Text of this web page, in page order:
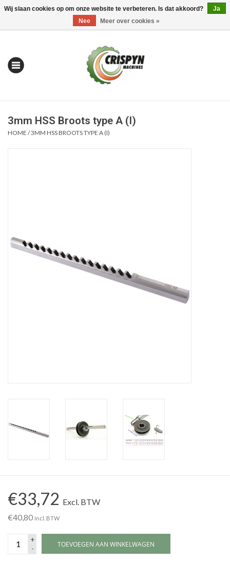
0 Artikelen - €0,00 Mijn account / Registreren
Alles om te Frezen |
Verspaanbaar materiaal |
Machines |
Cadeaubonnen &
Relatiegeschenken |
3mm HSS Broots type A (I)
HOME /3MM HSS BROOTS TYPE A (I)
€33,72 Excl. BTW
€40,80 Incl. BTW
+
-
TOEVOEGEN AAN WINKELWAGEN
Wij slaan cookies op om onze website te verbeteren. Is dat akkoord?
Ja
Nee
Meer over cookies »